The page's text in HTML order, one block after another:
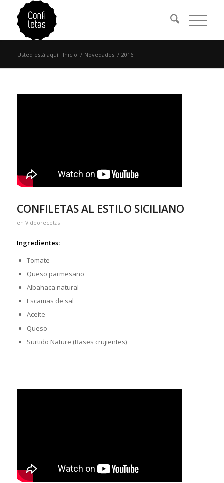
Usted está aquí: Inicio / Novedades / 2016
CONFILETAS AL ESTILO SICILIANO
en Videorecetas
Ingredientes:
Tomate
Queso parmesano
Albahaca natural
Escamas de sal
Aceite
Queso
Surtido Nature (Bases crujientes)